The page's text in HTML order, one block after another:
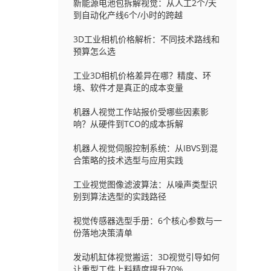
新能源电池包拆解视觉：从人工2个/天
到自动化产线6个/小时的跨越
3D工业相机价格解析：不同技术路线和
预算怎么选
工业3D相机价格差异在哪？精度、环
境、软件才是真正的成本变量
机器人视觉工作站报价受哪些因素影
响？从硬件到TCO的成本拆解
机器人视觉伺服控制系统：从IBVS到混
合策略的技术选型与应用实践
工业视觉图像滤波算法：从噪声类型识
别到算法选型的实践路径
视觉传感器选型手册：6个核心参数与一
份落地决策清单
发动机缸体视觉搬运：3D视觉引导如何